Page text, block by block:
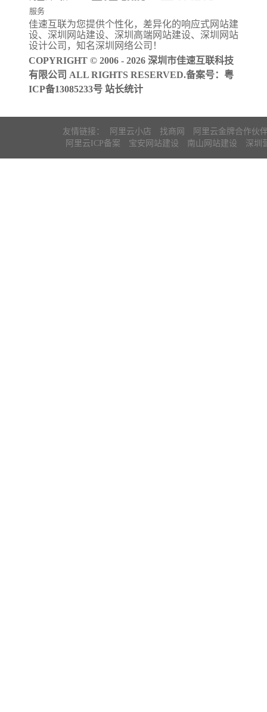
服务
阿里云ICP备
案
佳速互联为您提供个性化，差异化的响应式网站建
设、 深圳网站建设、 深圳高端网站建设、 深圳网站
设计公司 ，知名深圳网络公司 ！
COPYRIGHT © 2006 - 2026 深圳市佳速互联科技
有限公司 ALL RIGHTS RESERVED.备案号： 粤
ICP备13085233号 站长统计
友情链接： 阿里云小店 找商网
阿里云金牌合作伙
阿里云ICP备案
宝安网站建设 南山网站建设 深圳